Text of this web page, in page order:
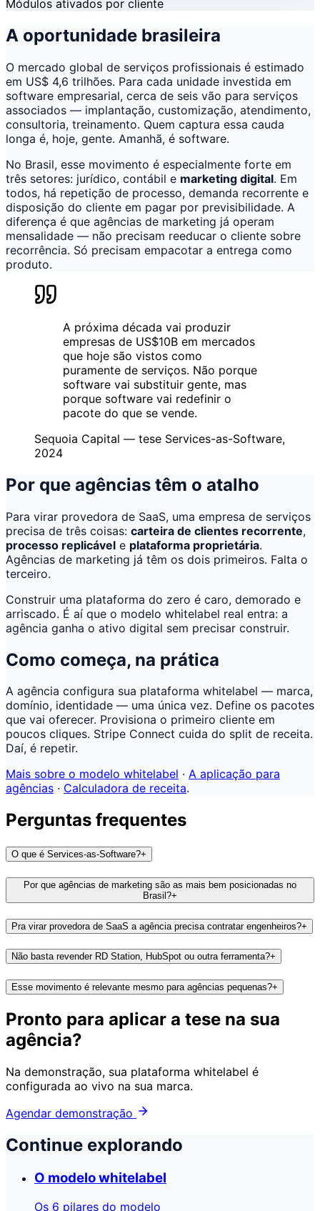
Módulos ativados por cliente
A oportunidade brasileira
O mercado global de serviços profissionais é estimado
em US$ 4,6 trilhões. Para cada unidade investida em
software empresarial, cerca de seis vão para serviços
associados — implantação, customização, atendimento,
consultoria, treinamento. Quem captura essa cauda
longa é, hoje, gente. Amanhã, é software.
No Brasil, esse movimento é especialmente forte em
três setores: jurídico, contábil e marketing digital. Em
todos, há repetição de processo, demanda recorrente e
disposição do cliente em pagar por previsibilidade. A
diferença é que agências de marketing já operam
mensalidade — não precisam reeducar o cliente sobre
recorrência. Só precisam empacotar a entrega como
produto.
A próxima década vai produzir
empresas de US$10B em mercados
que hoje são vistos como
puramente de serviços. Não porque
software vai substituir gente, mas
porque software vai redefinir o
pacote do que se vende.
Sequoia Capital — tese Services-as-Software,
2024
Por que agências têm o atalho
Para virar provedora de SaaS, uma empresa de serviços
precisa de três coisas: carteira de clientes recorrente,
processo replicável e plataforma proprietária.
Agências de marketing já têm os dois primeiros. Falta o
terceiro.
Construir uma plataforma do zero é caro, demorado e
arriscado. É aí que o modelo whitelabel real entra: a
agência ganha o ativo digital sem precisar construir.
Como começa, na prática
A agência configura sua plataforma whitelabel — marca,
domínio, identidade — uma única vez. Define os pacotes
que vai oferecer. Provisiona o primeiro cliente em
poucos cliques. Stripe Connect cuida do split de receita.
Daí, é repetir.
Mais sobre o modelo whitelabel · A aplicação para
agências · Calculadora de receita.
Perguntas frequentes
O que é Services-as-Software?+
Por que agências de marketing são as mais bem posicionadas no
Brasil?+
Pra virar provedora de SaaS a agência precisa contratar engenheiros?+
Não basta revender RD Station, HubSpot ou outra ferramenta?+
Esse movimento é relevante mesmo para agências pequenas?+
Pronto para aplicar a tese na sua
agência?
Na demonstração, sua plataforma whitelabel é
configurada ao vivo na sua marca.
Agendar demonstração
Continue explorando
O modelo whitelabel
Os 6 pilares do modelo